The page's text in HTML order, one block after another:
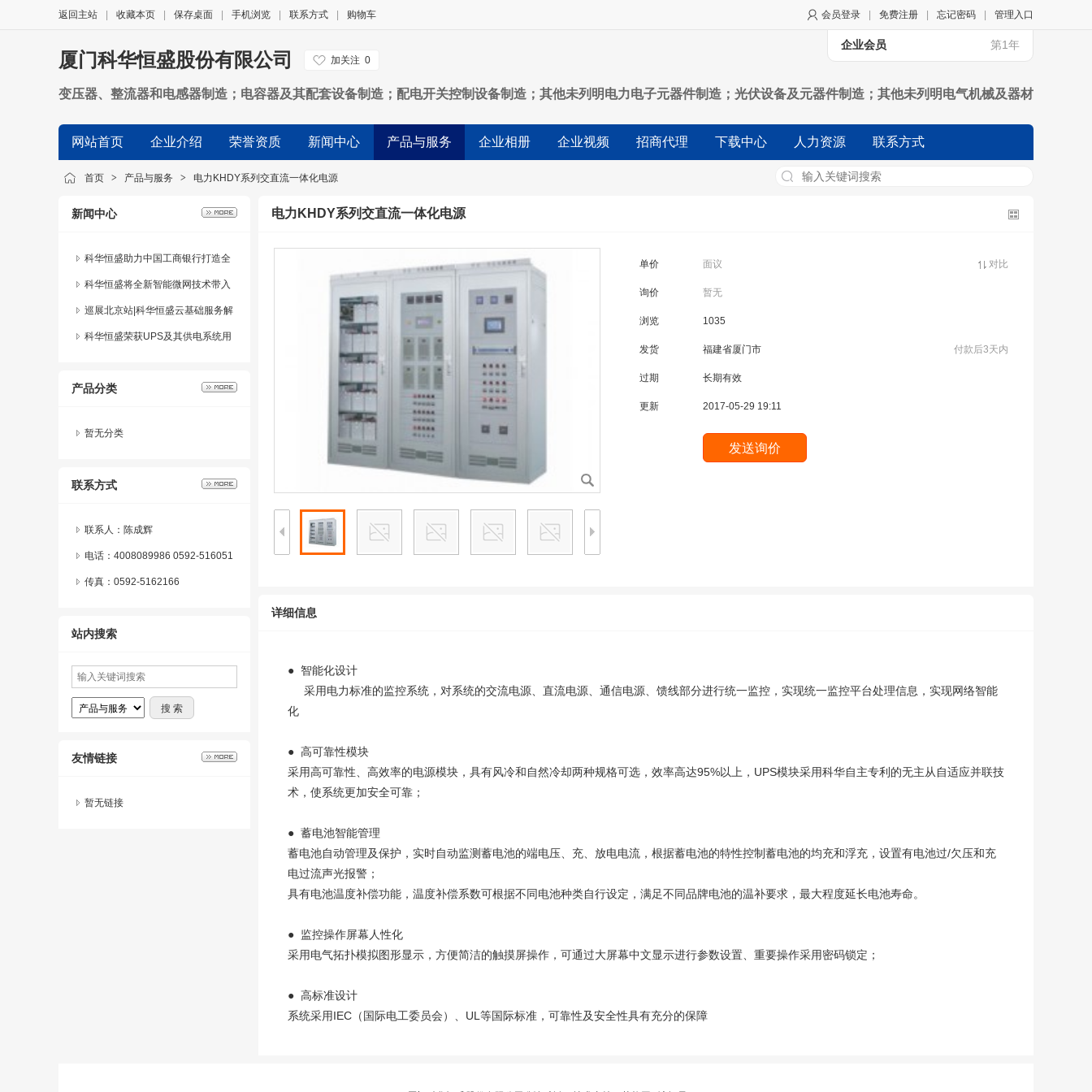
会员登录 免费注册 忘记密码 管理入口
返回主站 收藏本页 保存桌面 手机浏览 联系方式 购物车
企业会员 第1年
厦门科华恒盛股份有限公司 加关注 0
变压器、整流器和电感器制造；电容器及其配套设备制造；配电开关控制设备制造；其他未列明电力电子元器件制造；光伏设备及元器件制造；其他未列明电气机械及器材
明电力生产；电力供应；计算机、软件及辅助设备批发；其他机械设备及电子产品批发；经营各类商品和技术的进出口（不另附进出口商品目录），但国家限定公司经营或
禁止进出口的商品及技术除外；其他未列明批发业（不含需经许可
网站首页 企业介绍 荣誉资质 新闻中心 产品与服务 企业相册 企业视频 招商代理 下载中心 人力资源 联系方式
首页 > 产品与服务 > 电力KHDY系列交直流一体化电源
新闻中心
科华恒盛助力中国工商银行打造全
行首个模块化机房
科华恒盛将全新智能微网技术带入
印尼国际太阳能展
巡展北京站|科华恒盛云基础服务解
决方案对接首都信息化建设
科华恒盛荣获UPS及其供电系统用
产品分类
暂无分类
联系方式
联系人：陈成辉
电话：4008089986 0592-516051
6
传真：0592-5162166
站内搜索
友情链接
暂无链接
电力KHDY系列交直流一体化电源
单价 面议 对比
询价 暂无
浏览 1035
发货 福建省厦门市 付款后3天内
过期 长期有效
更新 2017-05-29 19:11
详细信息
● 智能化设计
采用电力标准的监控系统，对系统的交流电源、直流电源、通信电源、馈线部分进行统一监控，实现统一监控平台处理信息，实现网络智能
化
● 高可靠性模块
采用高可靠性、高效率的电源模块，具有风冷和自然冷却两种规格可选，效率高达95%以上，UPS模块采用科华自主专利的无主从自适应并联技
术，使系统更加安全可靠；
● 蓄电池智能管理
蓄电池自动管理及保护，实时自动监测蓄电池的端电压、充、放电电流，根据蓄电池的特性控制蓄电池的均充和浮充，设置有电池过/欠压和充
电过流声光报警；
具有电池温度补偿功能，温度补偿系数可根据不同电池种类自行设定，满足不同品牌电池的温补要求，最大程度延长电池寿命。
● 监控操作屏幕人性化
采用电气拓扑模拟图形显示，方便简洁的触摸屏操作，可通过大屏幕中文显示进行参数设置、重要操作采用密码锁定；
● 高标准设计
系统采用IEC（国际电工委员会）、UL等国际标准，可靠性及安全性具有充分的保障